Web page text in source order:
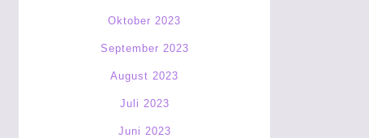
Oktober 2023
September 2023
August 2023
Juli 2023
Juni 2023